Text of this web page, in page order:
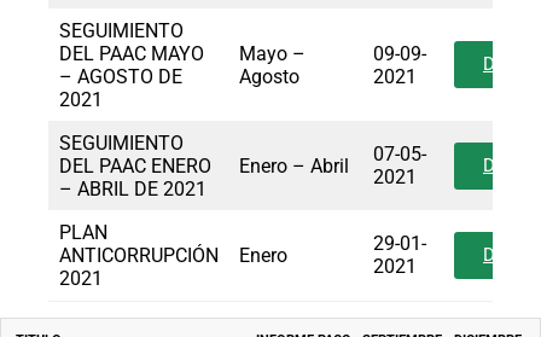
SEGUIMIENTO
DEL PAAC MAYO
– AGOSTO DE
2021
Mayo –
Agosto
09-09-
2021
SEGUIMIENTO
DEL PAAC ENERO
– ABRIL DE 2021
Enero – Abril
07-05-
2021
PLAN
ANTICORRUPCIÓN
2021
Enero
29-01-
2021